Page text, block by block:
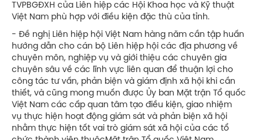
TVPBGĐXH của Liên hiệp các Hội Khoa học và Kỹ thuật
Việt Nam phù hợp với điều kiện đặc thù của tỉnh.
- Đề nghị Liên hiệp hội Việt Nam hàng năm cần tập huấn
hướng dẫn cho cán bộ Liên hiệp hội các địa phương về
chuyên môn, nghiệp vụ và giới thiệu các chuyên gia
chuyên sâu về các lĩnh vực liên quan để thuận lợi cho
công tác tư vấn, phản biện và giám định xã hội khi cần
thiết, và cũng mong muốn được Ủy ban Mặt trận Tổ quốc
Việt Nam các cấp quan tâm tạo điều kiện, giao nhiệm
vụ thực hiện hoạt động giám sát và phản biện xã hội
nhằm thực hiện tốt vai trò giám sát xã hội của các tổ